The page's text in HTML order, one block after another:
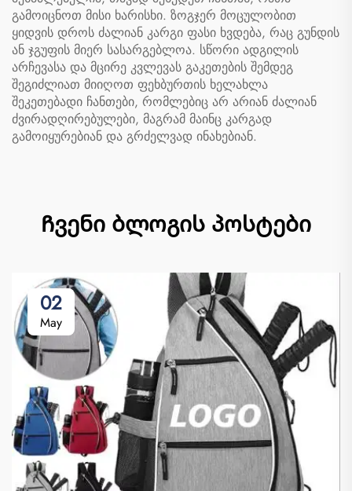
გამოიცნოთ მისი ხარისხი. ზოგჯერ მოცულობით
ყიდვის დროს ძალიან კარგი ფასი ხვდება, რაც გუნდის
ან ჯგუფის მიერ სასარგებლოა. სწორი ადგილის
არჩევასა და მცირე კვლევას გაკეთების შემდეგ
შეგიძლიათ მიიღოთ ფეხბურთის ხელახლა
შეკეთებადი ჩანთები, რომლებიც არ არიან ძალიან
ძვირადღირებულები, მაგრამ მაინც კარგად
გამოიყურებიან და გრძელვად ინახებიან.
Ჩვენი ბლოგის პოსტები
02
May